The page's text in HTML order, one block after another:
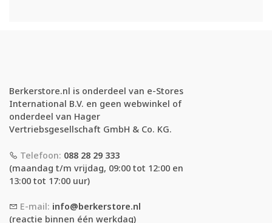
Berkerstore.nl is onderdeel van e-Stores
International B.V. en geen webwinkel of
onderdeel van Hager
Vertriebsgesellschaft GmbH & Co. KG.
Telefoon: 088 28 29 333
(maandag t/m vrijdag, 09:00 tot 12:00 en
13:00 tot 17:00 uur)
E-mail: info@berkerstore.nl
(reactie binnen één werkdag)